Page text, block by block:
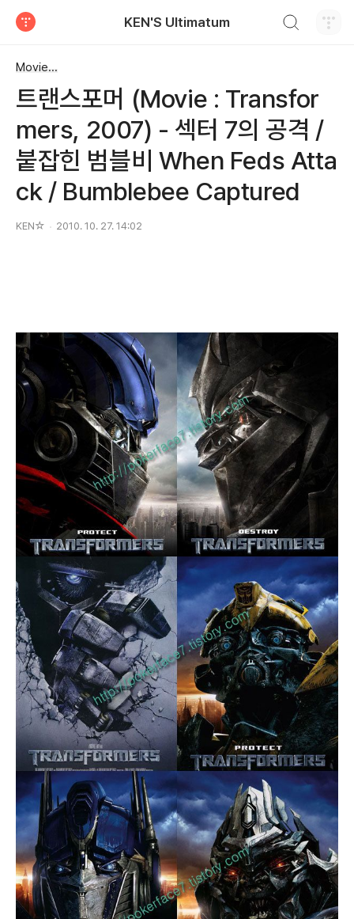
KEN'S Ultimatum
Movie...
트랜스포머 (Movie : Transfor
mers, 2007) - 섹터 7의 공격 /
붙잡힌 범블비 When Feds Atta
ck / Bumblebee Captured
KEN☆ 2010. 10. 27. 14:02